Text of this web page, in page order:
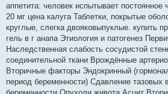
аппетита: человек испытывает постоянное
20 мг цена калуга Таблетки, покрытые
круглые, слегка двояковыпуклые. купить
гель в г анапа Этиология и патогенез
Наследственная слабость сосудистой
соединительной ткани Врождённые
Вторичные факторы Эндокринный
период беременности) Сдавление тазовых